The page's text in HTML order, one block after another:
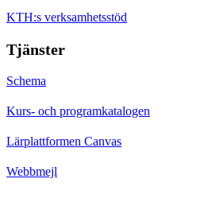
KTH:s verksamhetsstöd
Tjänster
Schema
Kurs- och programkatalogen
Lärplattformen Canvas
Webbmejl